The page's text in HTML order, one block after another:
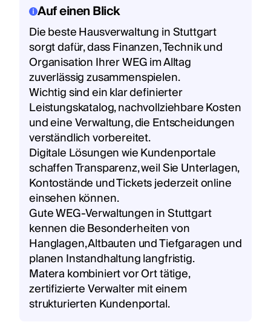
Auf einen Blick
Die beste Hausverwaltung in Stuttgart
sorgt dafür, dass Finanzen, Technik und
Organisation Ihrer WEG im Alltag
zuverlässig zusammenspielen.
Wichtig sind ein klar definierter
Leistungskatalog, nachvollziehbare Kosten
und eine Verwaltung, die Entscheidungen
verständlich vorbereitet.
Digitale Lösungen wie Kundenportale
schaffen Transparenz, weil Sie Unterlagen,
Kontostände und Tickets jederzeit online
einsehen können.
Gute WEG-Verwaltungen in Stuttgart
kennen die Besonderheiten von
Hanglagen, Altbauten und Tiefgaragen und
planen Instandhaltung langfristig.
Matera kombiniert vor Ort tätige,
zertifizierte Verwalter mit einem
strukturierten Kundenportal.